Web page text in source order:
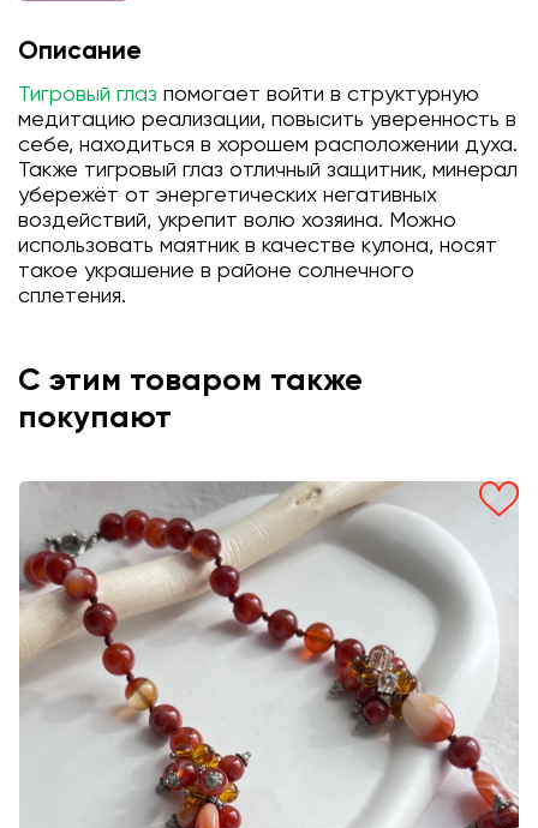
Описание
Тигровый глаз помогает войти в структурную
медитацию реализации, повысить уверенность в
себе, находиться в хорошем расположении духа.
Также тигровый глаз отличный защитник, минерал
убережёт от энергетических негативных
воздействий, укрепит волю хозяина. Можно
использовать маятник в качестве кулона, носят
такое украшение в районе солнечного
сплетения.
С этим товаром также
покупают